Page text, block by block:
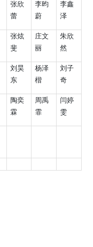
张欣
蕾
李昀
蔚
李鑫
泽
张炫
斐
庄文
丽
朱欣
然
刘昊
东
杨泽
楷
刘子
奇
陶奕
霖
周禹
霏
闫婷
雯